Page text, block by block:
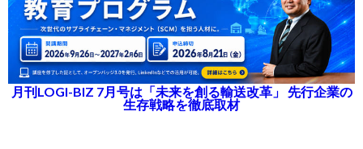
月刊LOGI-BIZ 7月号は「未来を創る輸送改革」 先行企業の
生存戦略を徹底取材